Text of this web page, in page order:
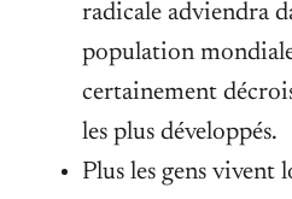
radicale adviendra
population
certainement
les plus développés.
Plus les gens vivent